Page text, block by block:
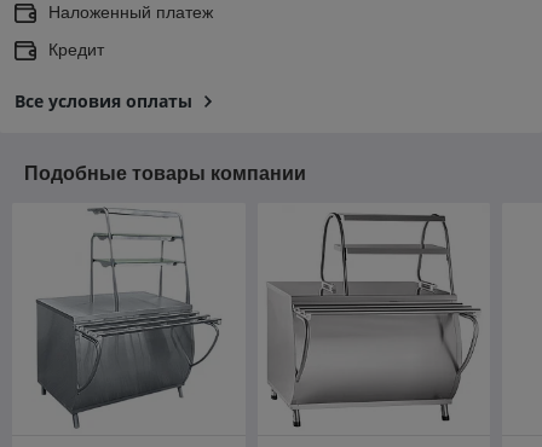
Наложенный платеж
Кредит
Все условия оплаты
Подобные товары компании